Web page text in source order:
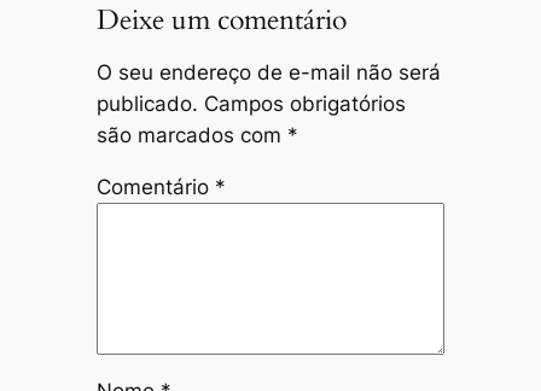
Deixe um comentário
O seu endereço de e-mail não será
publicado. Campos obrigatórios
são marcados com *
Comentário *